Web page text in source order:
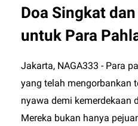
Doa Singkat
untuk Para
Jakarta, NAGA333 - Para
yang telah mengorbankan
nyawa demi kemerdekaan
Mereka bukan hanya